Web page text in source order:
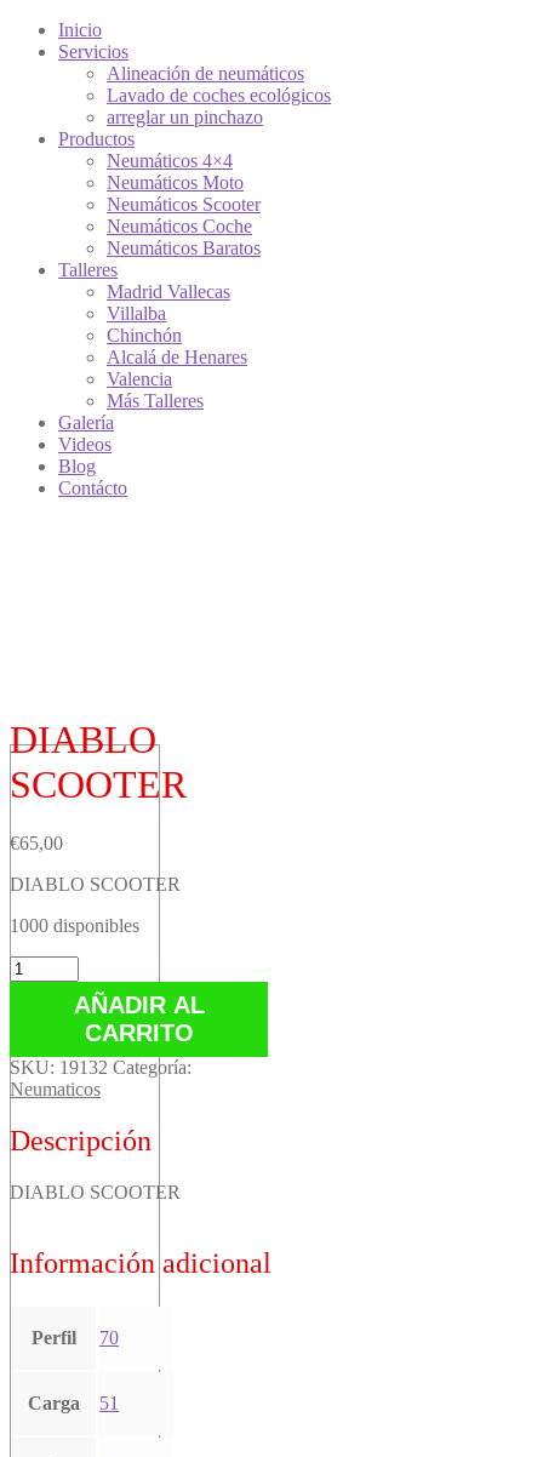
Inicio
Servicios
Alineación de neumáticos
Lavado de coches ecológicos
arreglar un pinchazo
Productos
Neumáticos 4×4
Neumáticos Moto
Neumáticos Scooter
Neumáticos Coche
Neumáticos Baratos
Talleres
Madrid Vallecas
Villalba
Chinchón
Alcalá de Henares
Valencia
Más Talleres
Galería
Videos
Blog
Contácto
DIABLO
SCOOTER
€65,00
DIABLO SCOOTER
1000 disponibles
DIABLO
SCOOTER
AÑADIR AL
CARRITO
SKU: 19132 Categoría:
Neumaticos
Descripción
DIABLO SCOOTER
Información adicional
Perfil 70
Carga 51